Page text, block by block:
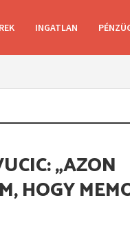
INGATLAN
„AZON
HOGY